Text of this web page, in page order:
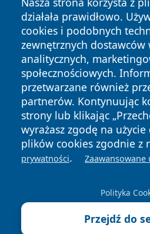
działała prawidłowo.
cookies i podobnych
zewnętrznych dostawców
analitycznych,
społecznościowych.
przetwarzane również
partnerów. Kontynuując
strony lub klikając
wyrażasz zgodę na
plików cookies zgodnie z
prywatności. Zaawansowane
Polityka
Przejdź do
Copyright © 2026
zastrzeżone.
News Autorzy
Polityka
Prywatności